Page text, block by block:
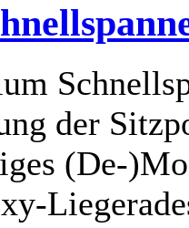
der
(De-